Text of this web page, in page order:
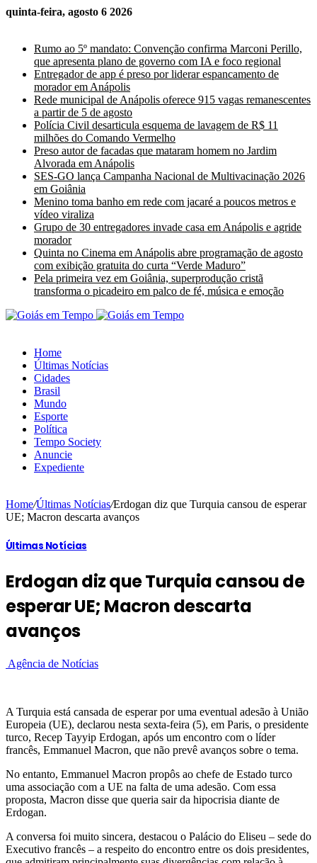
quinta-feira, agosto 6 2026
Rumo ao 5º mandato: Convenção confirma Marconi Perillo,
que apresenta plano de governo com IA e foco regional
Entregador de app é preso por liderar espancamento de
morador em Anápolis
Rede municipal de Anápolis oferece 915 vagas remanescentes
a partir de 5 de agosto
Polícia Civil desarticula esquema de lavagem de R$ 11
milhões do Comando Vermelho
Preso autor de facadas que mataram homem no Jardim
Alvorada em Anápolis
SES-GO lança Campanha Nacional de Multivacinação 2026
em Goiânia
Menino toma banho em rede com jacaré a poucos metros e
vídeo viraliza
Grupo de 30 entregadores invade casa em Anápolis e agride
morador
Quinta no Cinema em Anápolis abre programação de agosto
com exibição gratuita do curta “Verde Maduro”
Pela primeira vez em Goiânia, superprodução cristã
transforma o picadeiro em palco de fé, música e emoção
Home
Últimas Notícias
Cidades
Brasil
Mundo
Esporte
Política
Tempo Society
Anuncie
Expediente
Home/Últimas Notícias/Erdogan diz que Turquia cansou de esperar
UE; Macron descarta avanços
Últimas Notícias
Erdogan diz que Turquia cansou de
esperar UE; Macron descarta
avanços
Agência de Notícias
A Turquia está cansada de esperar por uma eventual adesão à União
Europeia (UE), declarou nesta sexta-feira (5), em Paris, o presidente
turco, Recep Tayyip Erdogan, após um encontro com o líder
francês, Emmanuel Macron, que não prevê avanços sobre o tema.
No entanto, Emmanuel Macron propôs ao chefe de Estado turco
uma associação com a UE na falta de uma adesão. Com essa
proposta, Macron disse que queria sair da hipocrisia diante de
Erdogan.
A conversa foi muito sincera, destacou o Palácio do Eliseu – sede do
Executivo francês – a respeito do encontro entre os dois presidentes,